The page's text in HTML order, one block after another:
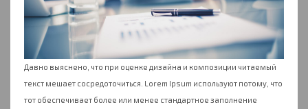
Давно выяснено, что при оценке дизайна и композиции читаемый
текст мешает сосредоточиться. Lorem Ipsum используют потому, что
тот обеспечивает более или менее стандартное заполнение